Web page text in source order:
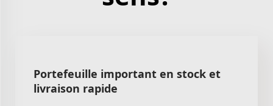
Portefeuille important en stock et
livraison rapide